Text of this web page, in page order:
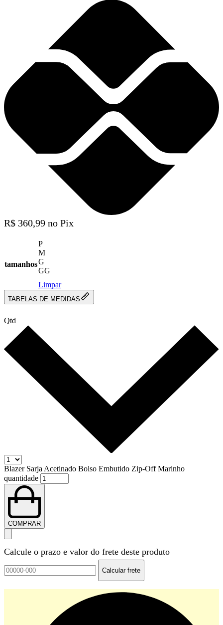
R$ 360,99 no Pix
tamanhos
P
M
G
GG
Limpar
TABELAS DE MEDIDAS
Qtd
Blazer Sarja Acetinado Bolso Embutido Zip-Off Marinho
quantidade
COMPRAR
Calcule o prazo e valor do frete deste produto